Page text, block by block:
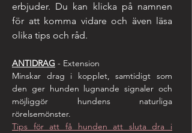
erbjuder. Du kan klicka på namnen
för att komma vidare och även läsa
olika tips och råd.
ANTIDRAG - Extension
Minskar drag i kopplet, samtidigt som
den ger hunden lugnande signaler och
möjliggör hundensnaturliga
rörelsemönster.
Tips för att få hunden att sluta dra i